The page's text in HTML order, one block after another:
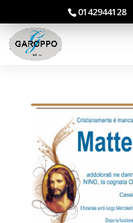
0142944128